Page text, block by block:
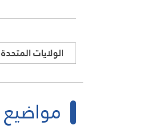
الولايات المتحدة